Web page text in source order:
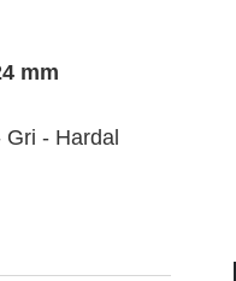
mm
Gri - Hardal